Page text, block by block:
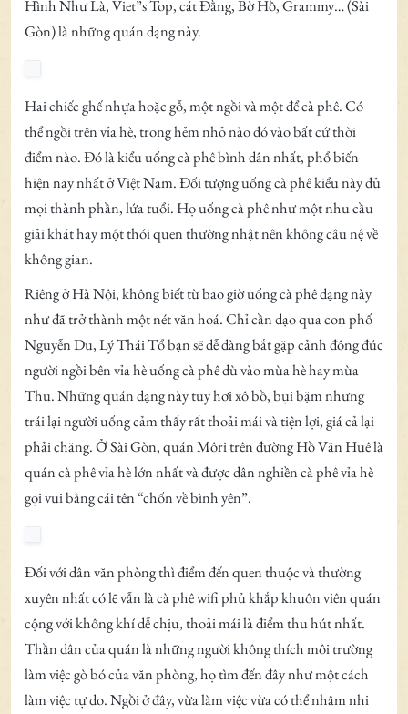
Hình Như Là, Viet”s Top, cát Đằng, Bờ Hồ, Grammy… (Sài
Gòn) là những quán dạng này.
Hai chiếc ghế nhựa hoặc gỗ, một ngồi và một để cà phê. Có
thể ngồi trên vỉa hè, trong hẻm nhỏ nào đó vào bất cứ thời
điểm nào. Đó là kiểu uống cà phê bình dân nhất, phổ biến
hiện nay nhất ở Việt Nam. Đối tượng uống cà phê kiểu này đủ
mọi thành phần, lứa tuổi. Họ uống cà phê như một nhu cầu
giải khát hay một thói quen thường nhật nên không câu nệ về
không gian.
Riêng ở Hà Nội, không biết từ bao giờ uống cà phê dạng này
như đã trở thành một nét văn hoá. Chỉ cần dạo qua con phố
Nguyễn Du, Lý Thái Tổ bạn sẽ dễ dàng bắt gặp cảnh đông đúc
người ngồi bên vỉa hè uống cà phê dù vào mùa hè hay mùa
Thu. Những quán dạng này tuy hơi xô bồ, bụi bặm nhưng
trái lại người uống cảm thấy rất thoải mái và tiện lợi, giá cả lại
phải chăng. Ở Sài Gòn, quán Môri trên đường Hồ Văn Huê là
quán cà phê vỉa hè lớn nhất và được dân nghiền cà phê vỉa hè
gọi vui bằng cái tên “chốn về bình yên”.
Đối với dân văn phòng thì điểm đến quen thuộc và thường
xuyên nhất có lẽ vẫn là cà phê wifi phủ khắp khuôn viên quán
cộng với không khí dễ chịu, thoải mái là điểm thu hút nhất.
Thần dân của quán là những người không thích môi trường
làm việc gò bó của văn phòng, họ tìm đến đây như một cách
làm việc tự do. Ngồi ở đây, vừa làm việc vừa có thể nhâm nhi